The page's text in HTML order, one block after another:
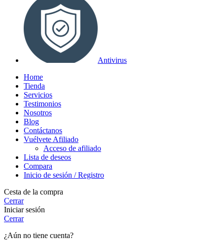
Antivirus
Home
Tienda
Servicios
Testimonios
Nosotros
Blog
Contáctanos
Vuélvete Afiliado
Acceso de afiliado
Lista de deseos
Compara
Inicio de sesión / Registro
Cesta de la compra
Cerrar
Iniciar sesión
Cerrar
¿Aún no tiene cuenta?